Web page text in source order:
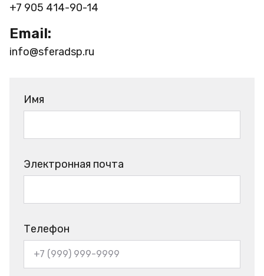
+7 905 414-90-14
Email:
info@sferadsp.ru
Имя
Электронная почта
Телефон